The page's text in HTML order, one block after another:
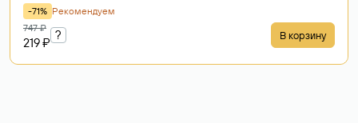
-71% Рекомендуем
747 ₽
219 ₽
? В корзину